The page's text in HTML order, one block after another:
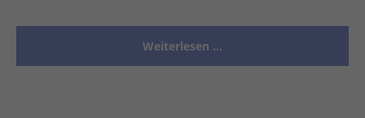
Weiterlesen …